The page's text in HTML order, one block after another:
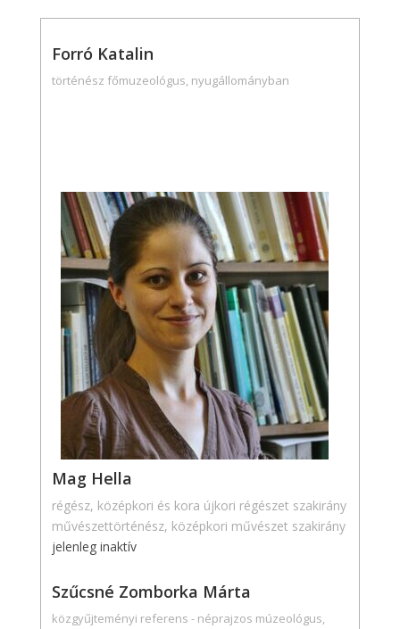
Forró Katalin
történész főmuzeológus, nyugállományban
Mag Hella
régész, középkori és kora újkori régészet szakirány
művészettörténész, középkori művészet szakirány
jelenleg inaktív
Szűcsné Zomborka Márta
közgyűjteményi referens - néprajzos múzeológus,